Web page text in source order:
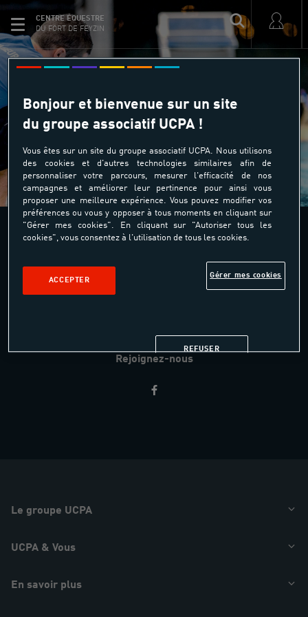
CENTRE ÉQUESTRE
DU FORT DE FEYZIN
Le site est actuellement en
maintenance
Centre Équestre du Fort de Feyzin
8 rue du Docteur Jean Long
Rejoignez-nous
Le groupe UCPA
UCPA & Vous
En savoir plus
Bonjour et bienvenue sur un site
du groupe associatif UCPA !
Vous êtes sur un site du groupe associatif UCPA. Nous utilisons
des cookies et d'autres technologies similaires afin de
personnaliser votre parcours, mesurer l'efficacité de nos
campagnes et améliorer leur pertinence pour ainsi vous
proposer une meilleure expérience. Vous pouvez modifier vos
préférences ou vous y opposer à tous moments en cliquant sur
"Gérer mes cookies". En cliquant sur "Autoriser tous les
cookies", vous consentez à l'utilisation de tous les cookies.
Gérer mes cookies
REFUSER
ACCEPTER